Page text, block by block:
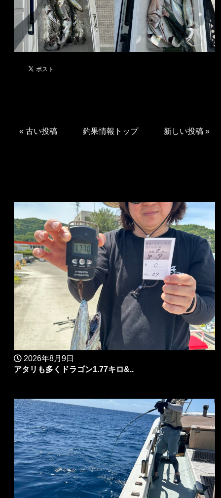
«古い投稿 釣果情報トップ 新しい投稿 »
2026年8月9日
アタリも多くドラゴン1.77キロ&..